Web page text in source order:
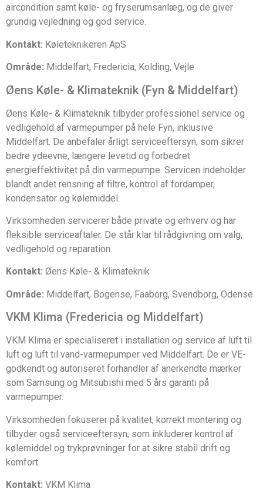
aircondition samt køle- og fryserumsanlæg, og de giver
grundig vejledning og god service.
Kontakt: Køleteknikeren ApS
Område: Middelfart, Fredericia, Kolding, Vejle
Øens Køle- & Klimateknik (Fyn & Middelfart)
Øens Køle- & Klimateknik tilbyder professionel service og
vedligehold af varmepumper på hele Fyn, inklusive
Middelfart. De anbefaler årligt serviceeftersyn, som sikrer
bedre ydeevne, længere levetid og forbedret
energieffektivitet på din varmepumpe. Servicen indeholder
blandt andet rensning af filtre, kontrol af fordamper,
kondensator og kølemiddel.
Virksomheden servicerer både private og erhverv og har
fleksible serviceaftaler. De står klar til rådgivning om valg,
vedligehold og reparation.
Kontakt: Øens Køle- & Klimateknik
Område: Middelfart, Bogense, Faaborg, Svendborg, Odense
VKM Klima (Fredericia og Middelfart)
VKM Klima er specialiseret i installation og service af luft til
luft og luft til vand-varmepumper ved Middelfart. De er VE-
godkendt og autoriseret forhandler af anerkendte mærker
som Samsung og Mitsubishi med 5 års garanti på
varmepumper.
Virksomheden fokuserer på kvalitet, korrekt montering og
tilbyder også serviceeftersyn, som inkluderer kontrol af
kølemiddel og trykprøvninger for at sikre stabil drift og
komfort.
Kontakt: VKM Klima